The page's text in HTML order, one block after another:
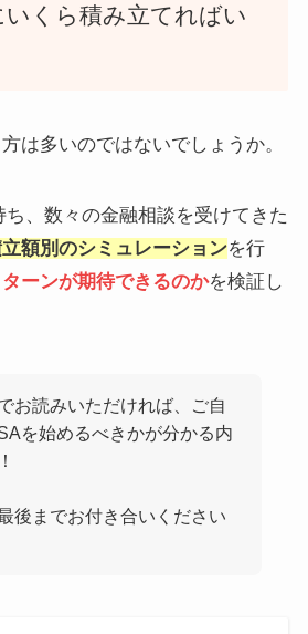
いくら積み立てればい
は多いのではないでしょうか。
、数々の金融相談を受けてきた
額別のシミュレーションを行
ーンが期待できるのかを検証し
お読みいただければ、ご自
を始めるべきかが分かる内
後までお付き合いください